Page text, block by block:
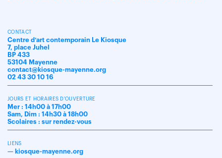
CONTACT
Centre d’art contemporain Le Kiosque
7, place Juhel
BP 433
53104 Mayenne
contact@kiosque-mayenne.org
02 43 30 10 16
JOURS ET HORAIRES D'OUVERTURE
Mer : 14h00 à 17h00
Sam, Dim : 14h30 à 18h00
Scolaires : sur rendez-vous
LIENS
— kiosque-mayenne.org